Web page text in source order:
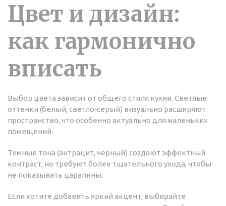
Цвет и дизайн:
как гармонично
вписать
Выбор цвета зависит от общего стиля кухни. Светлые
оттенки (белый, светло‑серый) визуально расширяют
пространство, что особенно актуально для маленьких
помещений.
Темные тона (антрацит, черный) создают эффектный
контраст, но требуют более тщательного ухода, чтобы
не показывать царапины.
Если хотите добавить яркий акцент, выбирайте